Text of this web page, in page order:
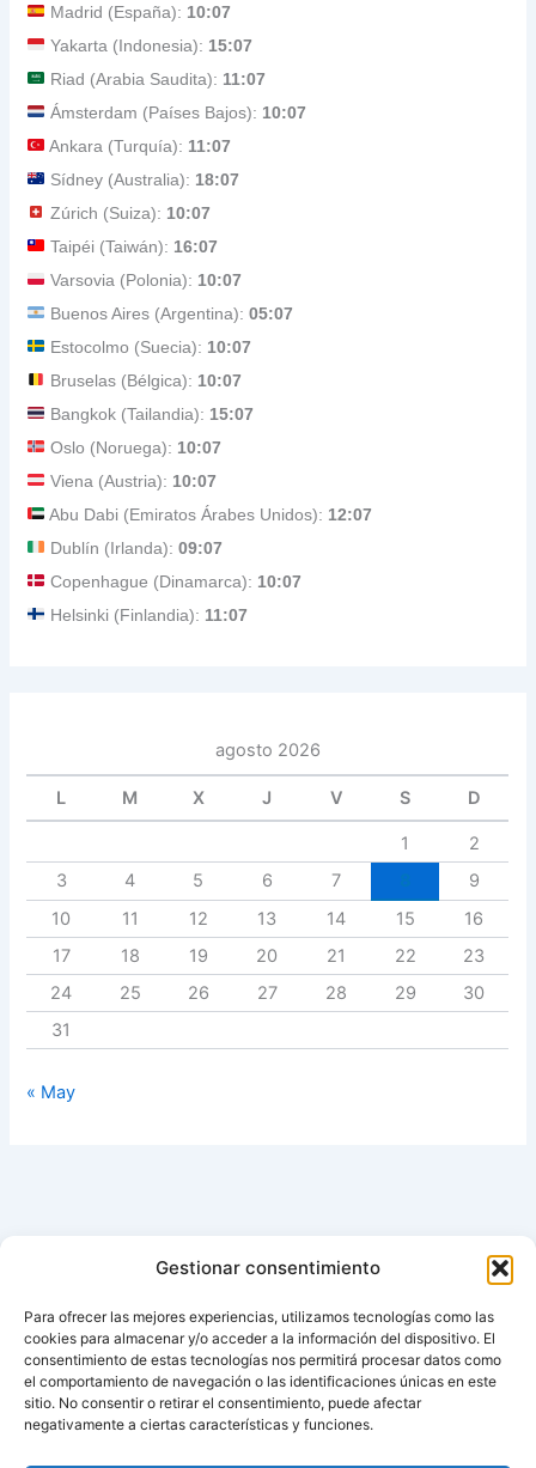
Gestionar consentimiento
Para ofrecer las mejores experiencias, utilizamos tecnologías como las
cookies para almacenar y/o acceder a la información del dispositivo. El
consentimiento de estas tecnologías nos permitirá procesar datos como
el comportamiento de navegación o las identificaciones únicas en este
sitio. No consentir o retirar el consentimiento, puede afectar
negativamente a ciertas características y funciones.
Madrid (España): 10:07
Yakarta (Indonesia): 15:07
Riad (Arabia Saudita): 11:07
Ámsterdam (Países Bajos): 10:07
Ankara (Turquía): 11:07
Sídney (Australia): 18:07
Zúrich (Suiza): 10:07
Taipéi (Taiwán): 16:07
Varsovia (Polonia): 10:07
Buenos Aires (Argentina):05:07
Estocolmo (Suecia): 10:07
Bruselas (Bélgica): 10:07
Bangkok (Tailandia): 15:07
Oslo (Noruega): 10:07
Viena (Austria): 10:07
Abu Dabi (Emiratos Árabes Unidos): 12:07
Dublín (Irlanda):09:07
Copenhague (Dinamarca): 10:07
Helsinki (Finlandia): 11:07
agosto 2026
L M X J V S D
1
2
3
4 5 6 7
9
10
11 12 13 14 15
16
17
18 19 20 21 22
23
24
25 26 27 28 29
30
31
« May